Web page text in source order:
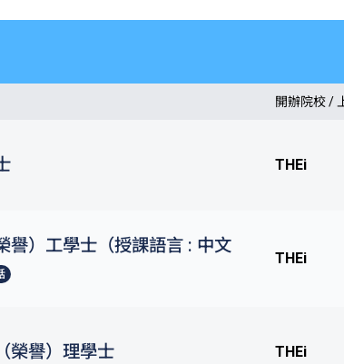
開辦院校 /
THEi
譽）工學士（授課語言 : 中文
THEi
榮譽）理學士 THEi